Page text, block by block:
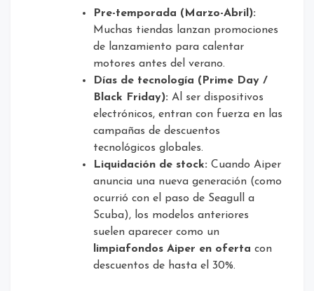
Pre-temporada (Marzo-Abril):
Muchas tiendas lanzan promociones
de lanzamiento para calentar
motores antes del verano.
Días de tecnología (Prime Day /
Black Friday): Al ser dispositivos
electrónicos, entran con fuerza en las
campañas de descuentos
tecnológicos globales.
Liquidación de stock: Cuando Aiper
anuncia una nueva generación (como
ocurrió con el paso de Seagull a
Scuba), los modelos anteriores
suelen aparecer como un
limpiafondos Aiper en oferta con
descuentos de hasta el 30%.